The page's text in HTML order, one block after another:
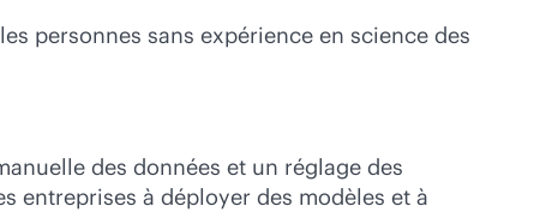
personnes sans expérience en science des
des données et un réglage des
entreprises à déployer des modèles et à